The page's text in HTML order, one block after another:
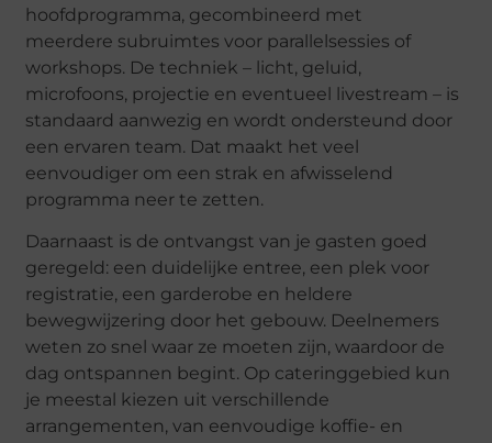
hoofdprogramma, gecombineerd met
meerdere subruimtes voor parallelsessies of
workshops. De techniek – licht, geluid,
microfoons, projectie en eventueel livestream – is
standaard aanwezig en wordt ondersteund door
een ervaren team. Dat maakt het veel
eenvoudiger om een strak en afwisselend
programma neer te zetten.
Daarnaast is de ontvangst van je gasten goed
geregeld: een duidelijke entree, een plek voor
registratie, een garderobe en heldere
bewegwijzering door het gebouw. Deelnemers
weten zo snel waar ze moeten zijn, waardoor de
dag ontspannen begint. Op cateringgebied kun
je meestal kiezen uit verschillende
arrangementen, van eenvoudige koffie- en